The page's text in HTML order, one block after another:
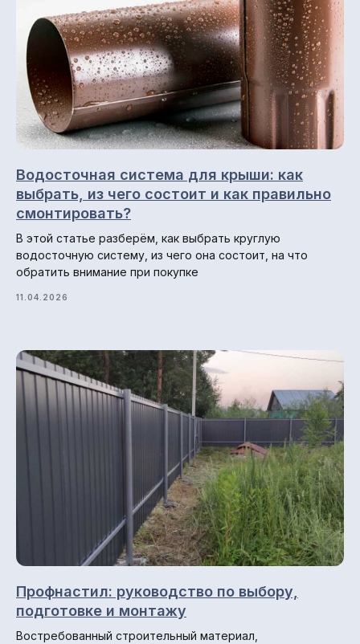
Водосточная система для крыши: как
выбрать, из чего состоит и как правильно
смонтировать?
В этой статье разберём, как выбрать круглую
водосточную систему, из чего она состоит, на что
обратить внимание при покупке
11.04.2026
Профнастил: руководство по выбору,
подготовке и монтажу
Востребованный строительный материал,
Главная
О компании
Гарантии и возврат
Доставка и оплата
Отзывы
Блог
Металлический штакетник
Профили для вентфасадов
Водосточные системы
© 2013-2026 ПК СтройМир
Политика конфиденциальности.
Разработка сайта: ••• БИТ